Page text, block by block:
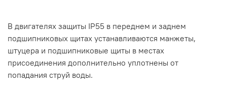
В двигателях защиты IP55 в переднем и заднем
подшипниковых щитах устанавливаются манжеты,
штуцера и подшипниковые щиты в местах
присоединения дополнительно уплотнены от
попадания струй воды.